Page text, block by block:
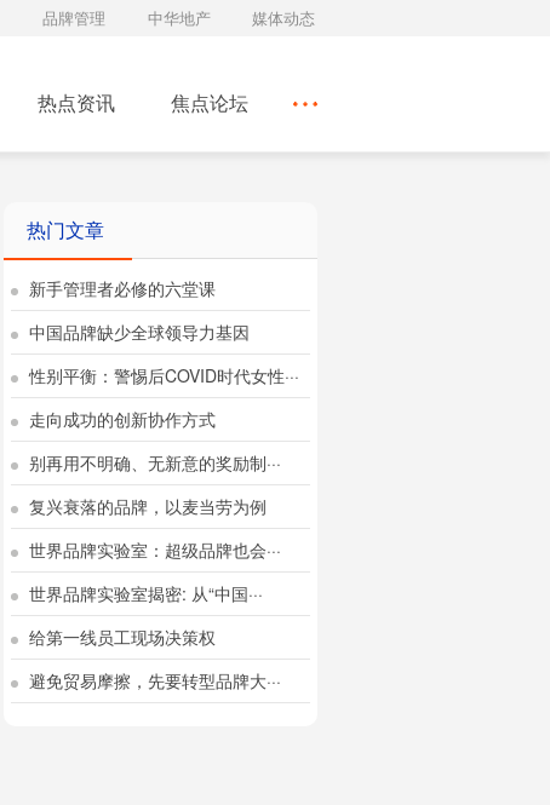
品牌管理 中华地产 媒体动态
热点资讯 焦点论坛
热门文章
新手管理者必修的六堂课
中国品牌缺少全球领导力基因
性别平衡：警惕后COVID时代女性···
走向成功的创新协作方式
别再用不明确、无新意的奖励制···
复兴衰落的品牌，以麦当劳为例
世界品牌实验室：超级品牌也会···
世界品牌实验室揭密: 从“中国···
给第一线员工现场决策权
避免贸易摩擦，先要转型品牌大···